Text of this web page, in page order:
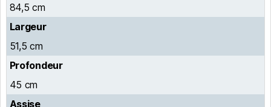
84,5 cm
Largeur
51,5 cm
Profondeur
45 cm
Assise